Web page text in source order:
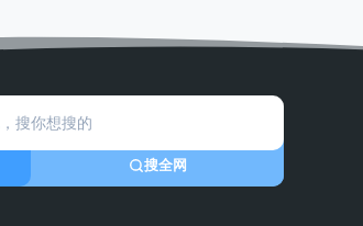
搜全网